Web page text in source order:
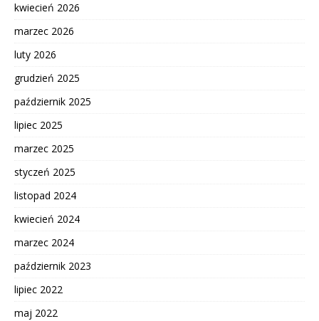
kwiecień 2026
marzec 2026
luty 2026
grudzień 2025
październik 2025
lipiec 2025
marzec 2025
styczeń 2025
listopad 2024
kwiecień 2024
marzec 2024
październik 2023
lipiec 2022
maj 2022